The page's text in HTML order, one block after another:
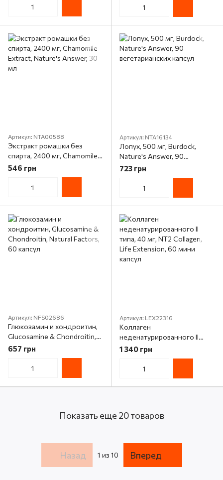
таблеток
Артикул: NTA00588
Экстракт ромашки без
спирта, 2400 мг, Chamomile
Extract, Nature's Answer, 30
546 грн
Артикул: NTA16134
Лопух, 500 мг, Burdock,
Nature's Answer, 90
вегетарианских капсул
723 грн
Артикул: NFS02686
Глюкозамин и хондроитин,
Glucosamine & Chondroitin,
Natural Factors, 60 капсул
657 грн
Артикул: LEX22316
Коллаген
неденатурированного II
типа, 40 мг, NT2 Collagen,
Life Extension, 60 мини
1 340 грн
Показать еще 20 товаров
Назад 1 из 10 Вперед